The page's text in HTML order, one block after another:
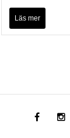
Läs mer